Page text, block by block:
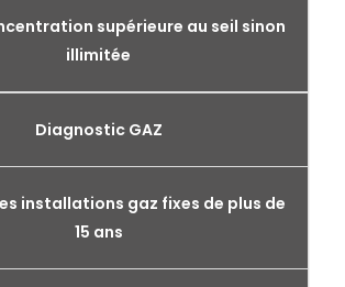
supérieure au seil sinon
illimitée
Diagnostic GAZ
installations gaz fixes de plus de
15 ans